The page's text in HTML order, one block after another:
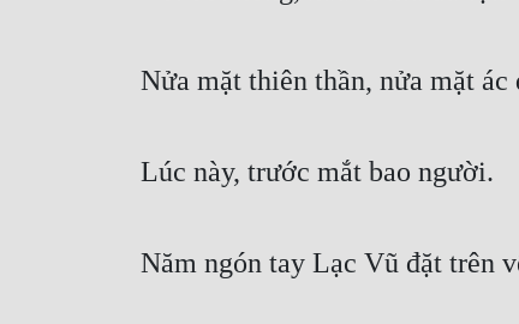
Nửa mặt thiên thần, nửa mặt
Lúc này, trước mắt bao người.
Năm ngón tay Lạc Vũ đặt trên